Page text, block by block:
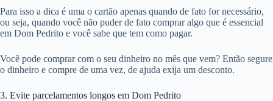
Para isso a dica é uma o cartão apenas quando de fato for necessário,
ou seja, quando você não puder de fato comprar algo que é essencial
em Dom Pedrito e você sabe que tem como pagar.
Você pode comprar com o seu dinheiro no mês que vem? Então segure
o dinheiro e compre de uma vez, de ajuda exija um desconto.
3. Evite parcelamentos longos em Dom Pedrito